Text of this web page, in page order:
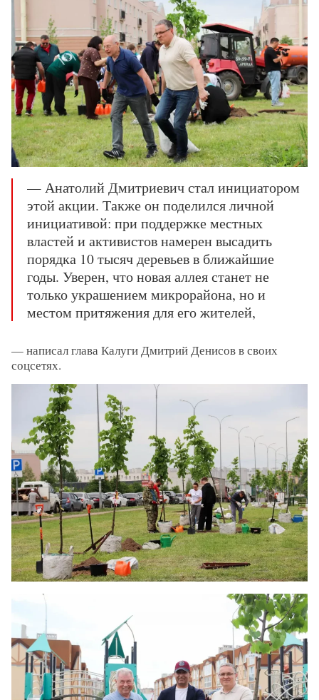
— Анатолий Дмитриевич стал инициатором
этой акции. Также он поделился личной
инициативой: при поддержке местных
властей и активистов намерен высадить
порядка 10 тысяч деревьев в ближайшие
годы. Уверен, что новая аллея станет не
только украшением микрорайона, но и
местом притяжения для его жителей,
— написал глава Калуги Дмитрий Денисов в своих
соцсетях.